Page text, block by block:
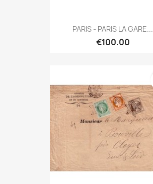
PARIS - PARIS LA GARE...
€100.00